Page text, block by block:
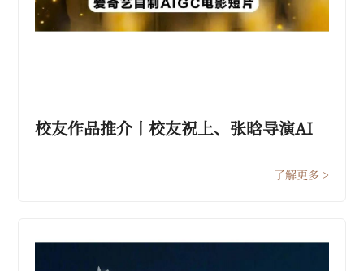
校友作品推介丨校友祝上、张晗导演AI
了解更多 >